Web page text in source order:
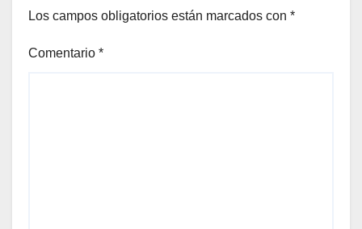
Los campos obligatorios están marcados con *
Comentario *